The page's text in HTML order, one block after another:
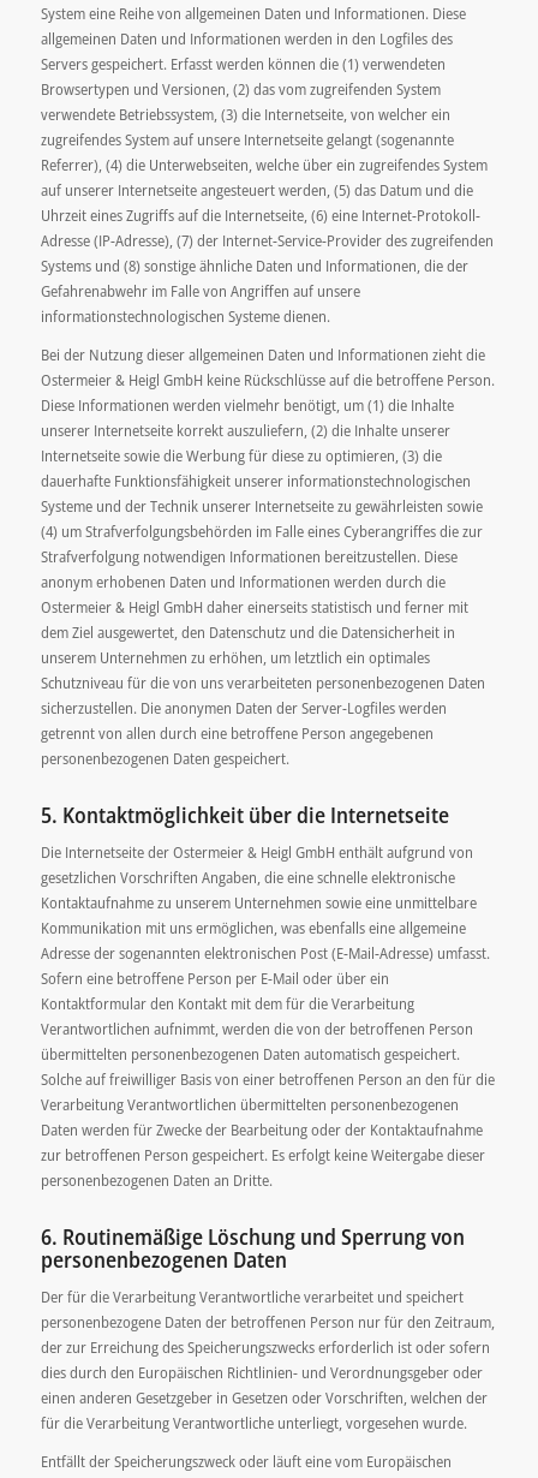
System eine Reihe von allgemeinen Daten und Informationen. Diese
allgemeinen Daten und Informationen werden in den Logfiles des
Servers gespeichert. Erfasst werden können die (1) verwendeten
Browsertypen und Versionen, (2) das vom zugreifenden System
verwendete Betriebssystem, (3) die Internetseite, von welcher ein
zugreifendes System auf unsere Internetseite gelangt (sogenannte
Referrer), (4) die Unterwebseiten, welche über ein zugreifendes System
auf unserer Internetseite angesteuert werden, (5) das Datum und die
Uhrzeit eines Zugriffs auf die Internetseite, (6) eine Internet-Protokoll-
Adresse (IP-Adresse), (7) der Internet-Service-Provider des zugreifenden
Systems und (8) sonstige ähnliche Daten und Informationen, die der
Gefahrenabwehr im Falle von Angriffen auf unsere
informationstechnologischen Systeme dienen.
Bei der Nutzung dieser allgemeinen Daten und Informationen zieht die
Ostermeier & Heigl GmbH keine Rückschlüsse auf die betroffene Person.
Diese Informationen werden vielmehr benötigt, um (1) die Inhalte
unserer Internetseite korrekt auszuliefern, (2) die Inhalte unserer
Internetseite sowie die Werbung für diese zu optimieren, (3) die
dauerhafte Funktionsfähigkeit unserer informationstechnologischen
Systeme und der Technik unserer Internetseite zu gewährleisten sowie
(4) um Strafverfolgungsbehörden im Falle eines Cyberangriffes die zur
Strafverfolgung notwendigen Informationen bereitzustellen. Diese
anonym erhobenen Daten und Informationen werden durch die
Ostermeier & Heigl GmbH daher einerseits statistisch und ferner mit
dem Ziel ausgewertet, den Datenschutz und die Datensicherheit in
unserem Unternehmen zu erhöhen, um letztlich ein optimales
Schutzniveau für die von uns verarbeiteten personenbezogenen Daten
sicherzustellen. Die anonymen Daten der Server-Logfiles werden
getrennt von allen durch eine betroffene Person angegebenen
personenbezogenen Daten gespeichert.
5. Kontaktmöglichkeit über die Internetseite
Die Internetseite der Ostermeier & Heigl GmbH enthält aufgrund von
gesetzlichen Vorschriften Angaben, die eine schnelle elektronische
Kontaktaufnahme zu unserem Unternehmen sowie eine unmittelbare
Kommunikation mit uns ermöglichen, was ebenfalls eine allgemeine
Adresse der sogenannten elektronischen Post (E-Mail-Adresse) umfasst.
Sofern eine betroffene Person per E-Mail oder über ein
Kontaktformular den Kontakt mit dem für die Verarbeitung
Verantwortlichen aufnimmt, werden die von der betroffenen Person
übermittelten personenbezogenen Daten automatisch gespeichert.
Solche auf freiwilliger Basis von einer betroffenen Person an den für die
Verarbeitung Verantwortlichen übermittelten personenbezogenen
Daten werden für Zwecke der Bearbeitung oder der Kontaktaufnahme
zur betroffenen Person gespeichert. Es erfolgt keine Weitergabe dieser
personenbezogenen Daten an Dritte.
6. Routinemäßige Löschung und Sperrung von
personenbezogenen Daten
Der für die Verarbeitung Verantwortliche verarbeitet und speichert
personenbezogene Daten der betroffenen Person nur für den Zeitraum,
der zur Erreichung des Speicherungszwecks erforderlich ist oder sofern
dies durch den Europäischen Richtlinien- und Verordnungsgeber oder
einen anderen Gesetzgeber in Gesetzen oder Vorschriften, welchen der
für die Verarbeitung Verantwortliche unterliegt, vorgesehen wurde.
Entfällt der Speicherungszweck oder läuft eine vom Europäischen